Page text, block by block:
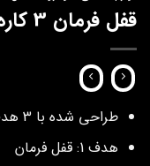
قفل فرمان 3 کاره سنگین
طراحی شده با 3 هدف اصلی
هدف 1: قفل فرمان